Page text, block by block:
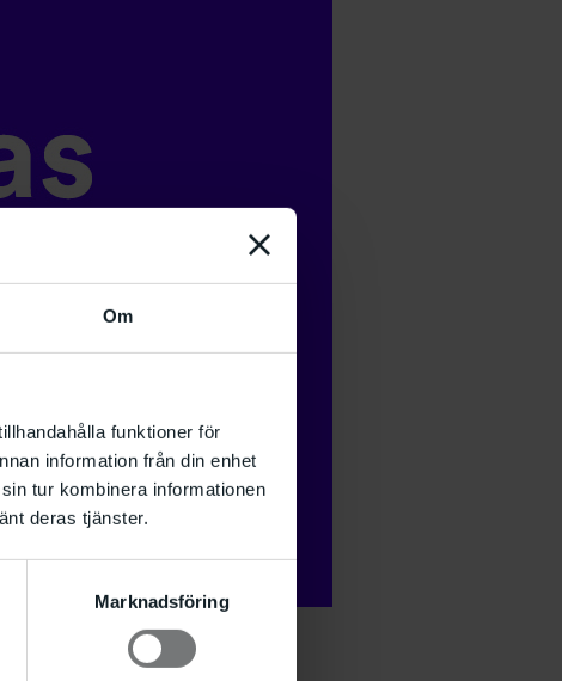
Om
funktioner för
information från din enhet
tur kombinera informationen
deras tjänster.
Marknadsföring